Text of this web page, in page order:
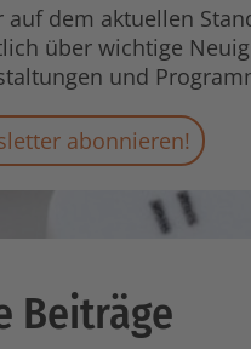
auf dem aktuellen
über wichtige
und
abonnieren!
Beiträge